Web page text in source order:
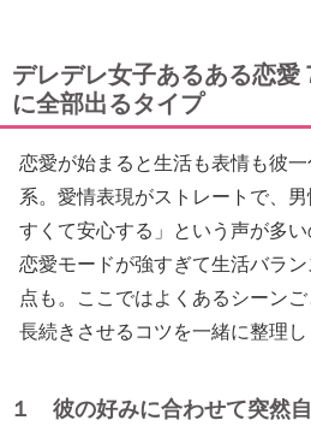
デレデレ女子あるある恋愛
に全部出るタイプ
恋愛が始まると生活も表情も彼
系。愛情表現がストレートで、
すくて安心する」という声が多い
恋愛モードが強すぎて生活バラ
点も。ここではよくあるシーン
長続きさせるコツを一緒に整理し
１ 彼の好みに合わせて突然